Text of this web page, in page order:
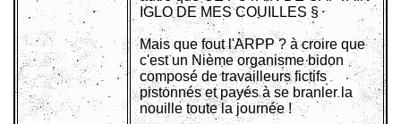
IGLO DE MES COUILLES §
Mais que fout l'ARPP ? à croire que
c'est un Nième organisme bidon
composé de travailleurs fictifs
pistonnés et payés à se branler la
nouille toute la journée !